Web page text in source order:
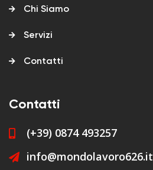
Chi Siamo
Servizi
Contatti
Contatti
(+39) 0874 493257
info@mondolavoro626.it